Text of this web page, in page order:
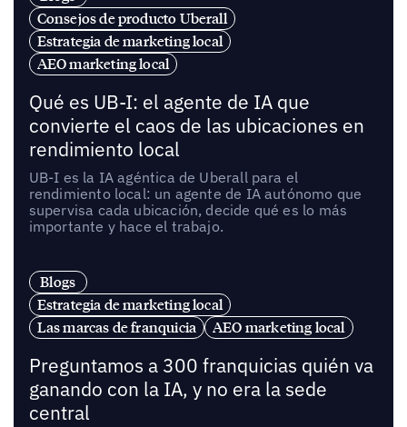
Consejos de producto Uberall
Estrategia de marketing local
AEO marketing local
Qué es UB-I: el agente de IA que
convierte el caos de las ubicaciones en
rendimiento local
UB-I es la IA agéntica de Uberall para el
rendimiento local: un agente de IA autónomo que
supervisa cada ubicación, decide qué es lo más
importante y hace el trabajo.
Blogs
Estrategia de marketing local
Las marcas de franquicia
AEO marketing local
Preguntamos a 300 franquicias quién va
ganando con la IA, y no era la sede
central